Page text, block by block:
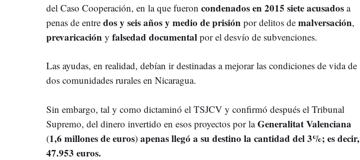
del Caso Cooperación, en la que fueron condenados en 2015 siete acusados a
penas de entre dos y seis años y medio de prisión por delitos de malversación,
prevaricación y falsedad documental por el desvío de subvenciones.
Las ayudas, en realidad, debían ir destinadas a mejorar las condiciones de vida de
dos comunidades rurales en Nicaragua.
Sin embargo, tal y como dictaminó el TSJCV y confirmó después el Tribunal
Supremo, del dinero invertido en esos proyectos por laGeneralitat Valenciana
(1,6 millones de euros) apenas llegó a su destino la cantidad del 3%; es decir,
47.953 euros.